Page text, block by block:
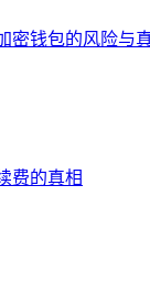
密钱包的风险与
费的真相